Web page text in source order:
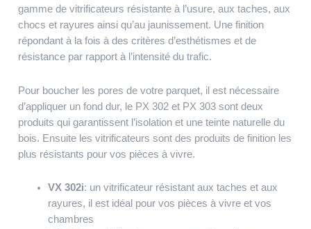
gamme de vitrificateurs résistante à l’usure, aux taches, aux
chocs et rayures ainsi qu’au jaunissement. Une finition
répondant à la fois à des critères d’esthétismes et de
résistance par rapport à l’intensité du trafic.
Pour boucher les pores de votre parquet, il est nécessaire
d’appliquer un fond dur, le PX 302 et PX 303 sont deux
produits qui garantissent l’isolation et une teinte naturelle du
bois. Ensuite les vitrificateurs sont des produits de finition les
plus résistants pour vos pièces à vivre.
VX 302i: un vitrificateur résistant aux taches et aux
rayures, il est idéal pour vos pièces à vivre et vos
chambres